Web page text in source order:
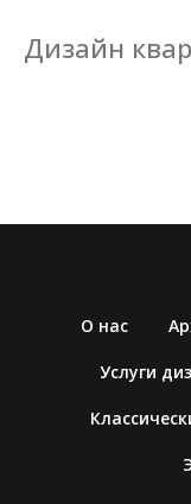
Дизайн
О нас
Услуги